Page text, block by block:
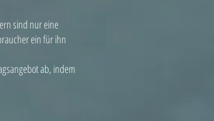
sind nur eine
ein für ihn
ab, indem